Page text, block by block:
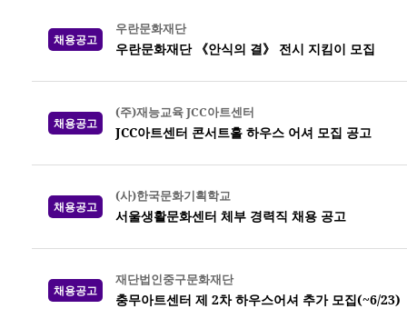
채용공고
우란문화재단
우란문화재단 《안식의 결》 전시 지킴이 모집
채용공고
(주)재능교육 JCC아트센터
JCC아트센터 콘서트홀 하우스 어셔 모집 공고
채용공고
(사)한국문화기획학교
서울생활문화센터 체부 경력직 채용 공고
채용공고
재단법인중구문화재단
충무아트센터 제 2차 하우스어셔 추가 모집(~6/23)